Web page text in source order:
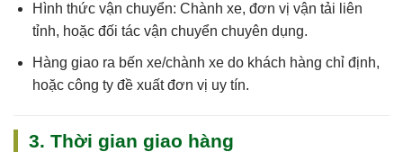
Hình thức vận chuyển: Chành xe, đơn vị vận tải liên
tỉnh, hoặc đối tác vận chuyển chuyên dụng.
Hàng giao ra bến xe/chành xe do khách hàng chỉ định,
hoặc công ty đề xuất đơn vị uy tín.
3. Thời gian giao hàng